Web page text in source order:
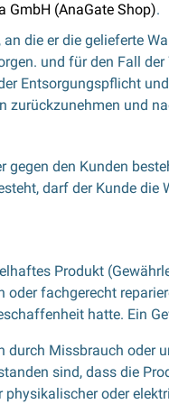
GmbH (AnaGate Shop).
die er die gelieferte
und für den Fall
Entsorgungspflicht
zurückzunehmen und
den Kunden
darf der Kunde
Produkt
oder fachgerecht
hatte. Ein
durch Missbrauch oder
sind, dass die
oder